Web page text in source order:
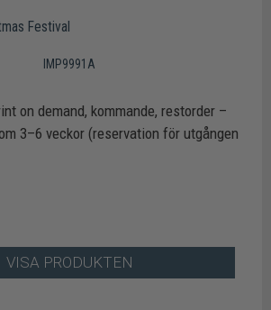
Festival
IMP9991A
on demand, kommande, restorder –
3–6 veckor (reservation för utgången
VISA PRODUKTEN